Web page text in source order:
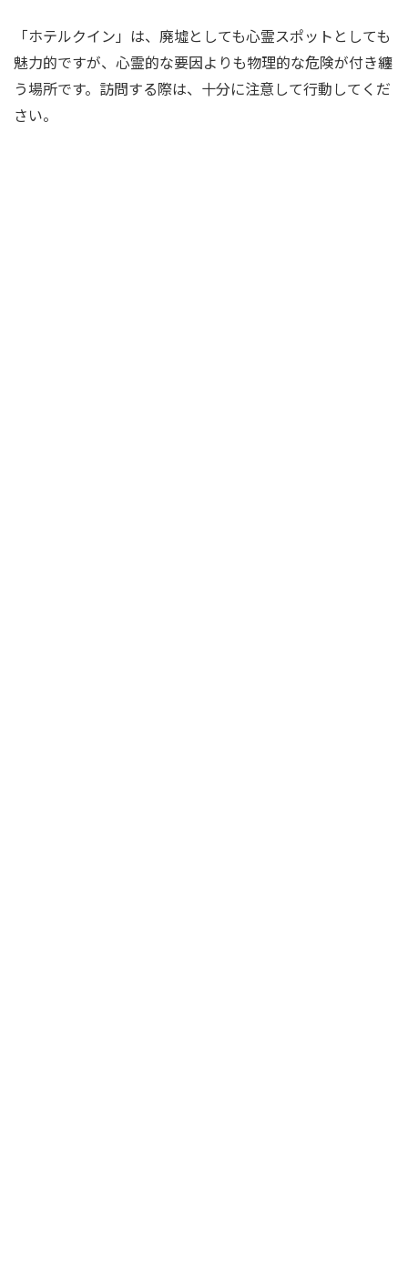
「ホテルクイン」は、廃墟としても心霊スポットとしても
魅力的ですが、心霊的な要因よりも物理的な危険が付き纏
う場所です。訪問する際は、十分に注意して行動してくだ
さい。